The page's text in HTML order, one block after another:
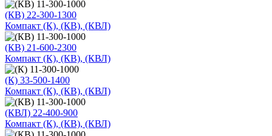
(КВ) 22-300-1300
Компакт (К), (КВ), (КВЛ)
(КВ) 21-600-2300
Компакт (К), (КВ), (КВЛ)
(К) 33-500-1400
Компакт (К), (КВ), (КВЛ)
(КВЛ) 22-400-900
Компакт (К), (КВ), (КВЛ)